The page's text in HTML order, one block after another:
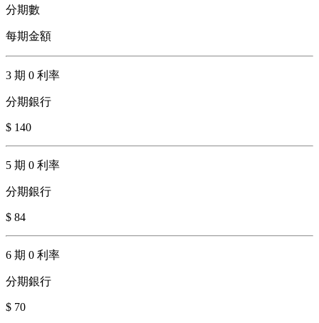
分期數
每期金額
3 期 0 利率
分期銀行
$ 140
5 期 0 利率
分期銀行
$ 84
6 期 0 利率
分期銀行
$ 70